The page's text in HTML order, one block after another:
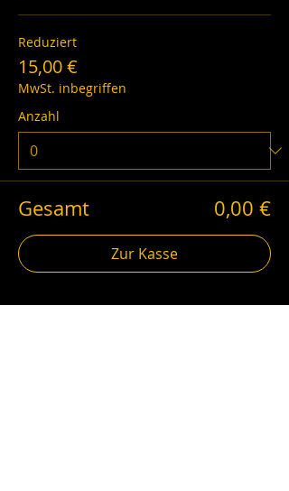
Reduziert
15,00 €
MwSt. inbegriffen
Anzahl
Gesamt 0,00 €
Zur Kasse